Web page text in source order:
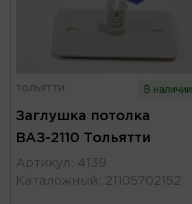
ТОЛЬЯТТИ В наличии
Заглушка потолка
ВАЗ-2110 Тольятти
Артикул : 4139
Каталожный : 21105702152